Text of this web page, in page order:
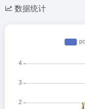
数据统计